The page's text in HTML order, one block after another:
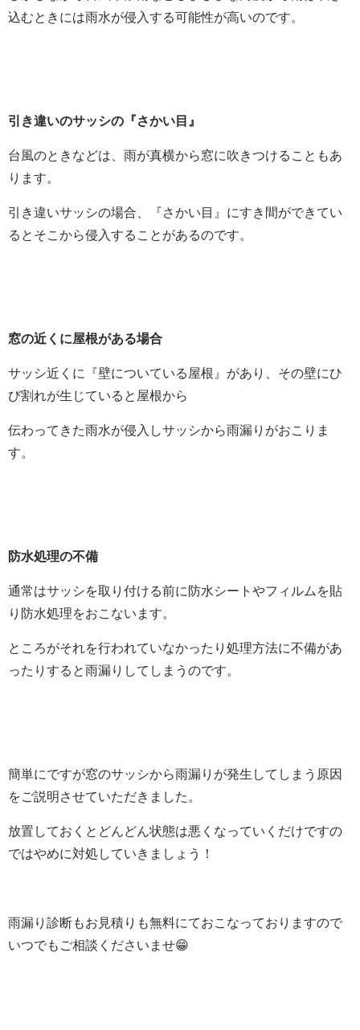
込むときには雨水が侵入する可能性が高いのです。
引き違いのサッシの『さかい目』
台風のときなどは、雨が真横から窓に吹きつけることもあ
ります。
引き違いサッシの場合、『さかい目』にすき間ができてい
るとそこから侵入することがあるのです。
窓の近くに屋根がある場合
サッシ近くに『壁についている屋根』があり、その壁にひ
び割れが生じていると屋根から
伝わってきた雨水が侵入しサッシから雨漏りがおこりま
す。
防水処理の不備
通常はサッシを取り付ける前に防水シートやフィルムを貼
り防水処理をおこないます。
ところがそれを行われていなかったり処理方法に不備があ
ったりすると雨漏りしてしまうのです。
簡単にですが窓のサッシから雨漏りが発生してしまう原因
をご説明させていただきました。
放置しておくとどんどん状態は悪くなっていくだけですの
ではやめに対処していきましょう！
雨漏り診断もお見積りも無料にておこなっておりますので
いつでもご相談くださいませ😁